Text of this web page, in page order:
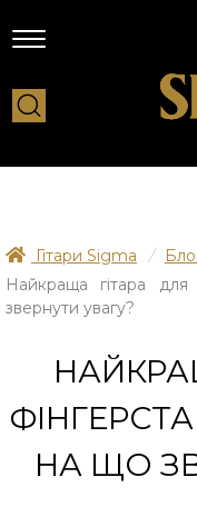
Гітари Sigma /
Найкраща гітара
звернути увагу?
НА ЩО